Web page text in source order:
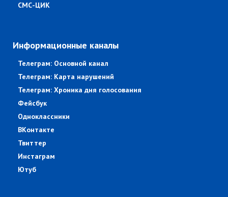
СМС-ЦИК
Информационные каналы
Телеграм: Основной канал
Телеграм: Карта нарушений
Телеграм: Хроника дня голосования
Фейсбук
Одноклассники
ВКонтакте
Твиттер
Инстаграм
Ютуб